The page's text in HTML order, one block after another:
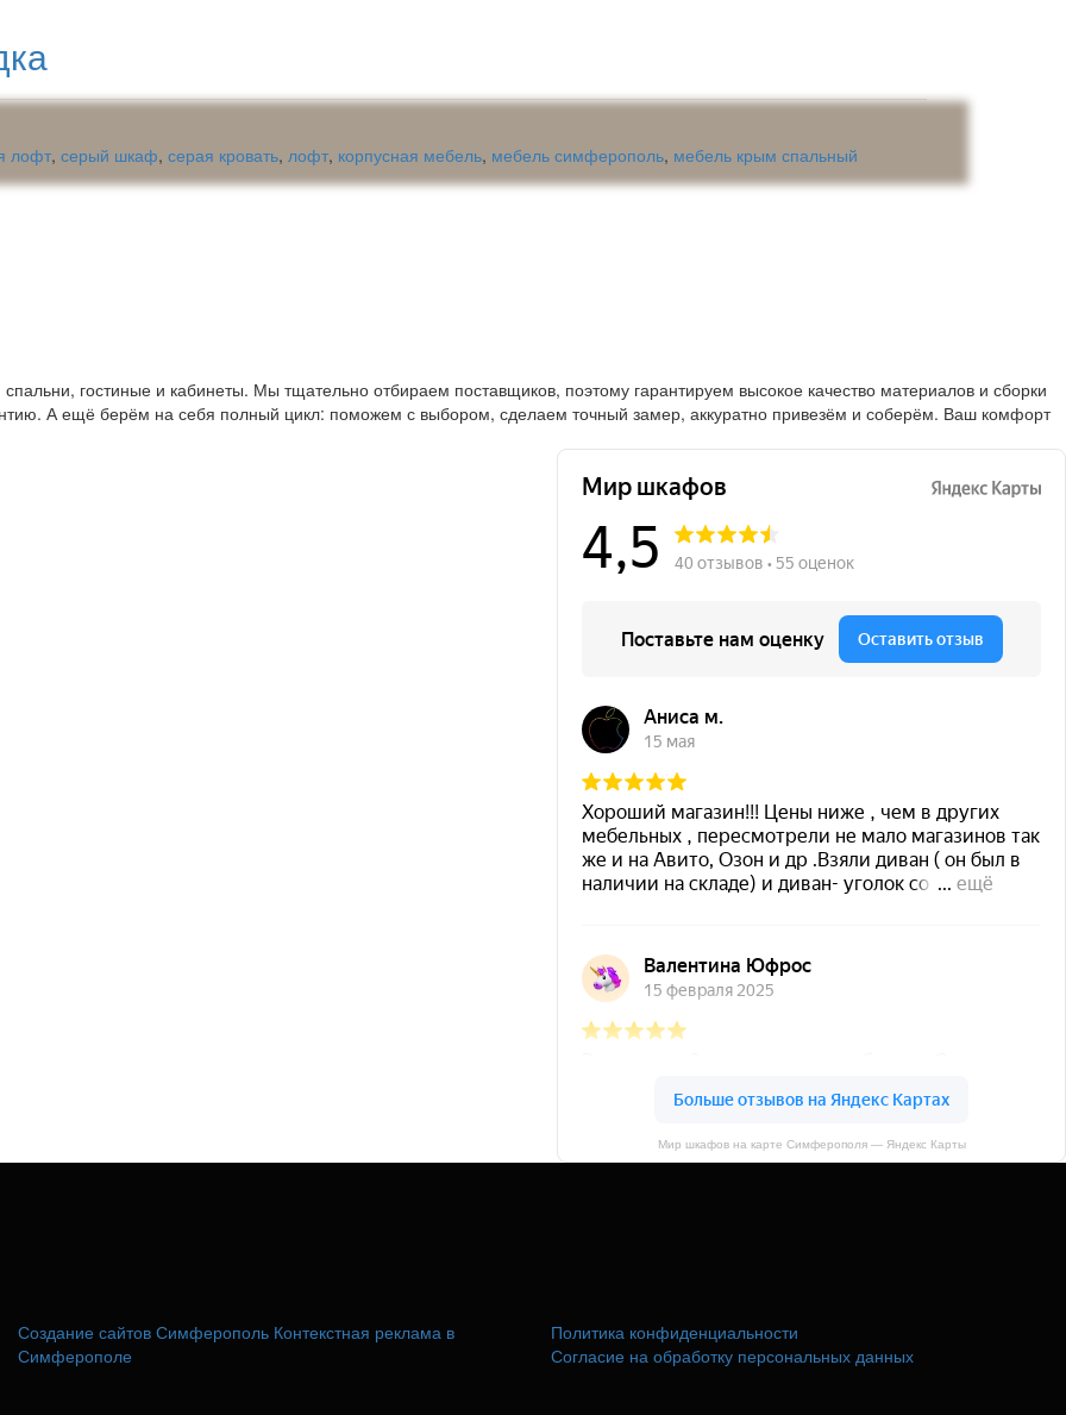
лофт, серый шкаф, серая кровать, лофт, корпусная мебель, мебель симферополь, мебель крым спальный
гостиные и кабинеты. Мы тщательно отбираем поставщиков, поэтому гарантируем высокое качество материалов и сборки
А ещё берём на себя полный цикл: поможем с выбором, сделаем точный замер, аккуратно привезём и соберём. Ваш комфорт
Мир шкафов на карте Симферополя — Яндекс Карты
Создание сайтов Симферополь Контекстная реклама в
Симферополе
Политика конфиденциальности
Согласие на обработку персональных данных